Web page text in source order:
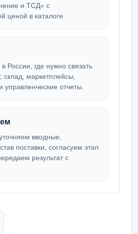
и ТСД» с
ценой в каталоге.
России, где нужно связать
склад, маркетплейсы,
управленческие отчеты.
вводные,
поставки, согласуем этап
результат с